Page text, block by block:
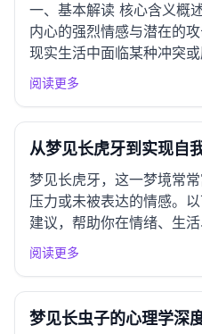
一、基本解读 核心含义概
内心的强烈情感与潜在的
现实生活中面临某种冲突
量与威严，也可能暗示梦
认知，亦或是对外部环境
指数：★★★☆☆...
阅读更多
从梦见长虎牙到实现自
梦见长虎牙，这一梦境常
压力或未被表达的情感。
建议，帮助你在情绪、生
衡与发展。 一、情绪应对
自我形象、他人看法的敏
绪的反映。 负面情绪...
阅读更多
梦见长虫子的心理学深